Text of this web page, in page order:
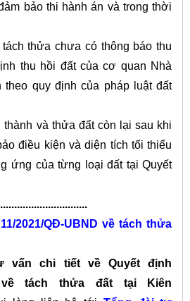
bảo thi hành án và trong thời
thửa chưa có thông báo thu
thu hồi đất của cơ quan Nhà
theo quy định của pháp luật đất
và thửa đất còn lại sau khi
điều kiện và diện tích tối thiểu
ứng của từng loại đất tại Quyết
2021/QĐ-UBND về tách thửa
chi tiết về Quyết định
về tách thửa đất tại Kiên